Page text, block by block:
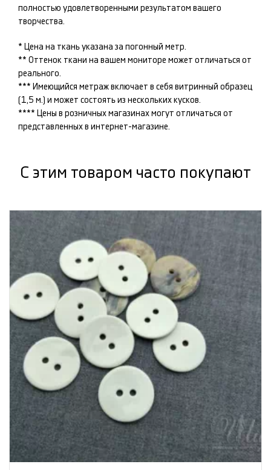
полностью удовлетворенными результатом вашего
творчества.
* Цена на ткань указана за погонный метр.
** Оттенок ткани на вашем мониторе может отличаться от
реального.
*** Имеющийся метраж включает в себя витринный образец
(1,5 м.) и может состоять из нескольких кусков.
**** Цены в розничных магазинах могут отличаться от
представленных в интернет-магазине.
С этим товаром часто покупают